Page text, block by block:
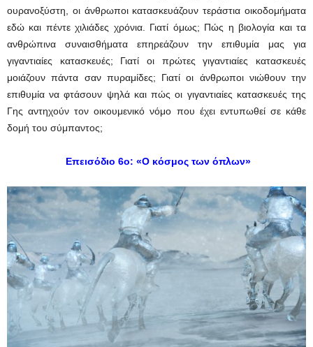
ουρανοξύστη, οι άνθρωποι κατασκευάζουν τεράστια οικοδομήματα
εδώ και πέντε χιλιάδες χρόνια. Γιατί όμως; Πώς η βιολογία και τα
ανθρώπινα συναισθήματα επηρεάζουν την επιθυμία μας για
γιγαντιαίες κατασκευές; Γιατί οι πρώτες γιγαντιαίες κατασκευές
μοιάζουν πάντα σαν πυραμίδες; Γιατί οι άνθρωποι νιώθουν την
επιθυμία να φτάσουν ψηλά και πώς οι γιγαντιαίες κατασκευές της
Γης αντηχούν τον οικουμενικό νόμο που έχει εντυπωθεί σε κάθε
δομή του σύμπαντος;
Επεισόδιο 6ο: «Ο κόσμος των όπλων»